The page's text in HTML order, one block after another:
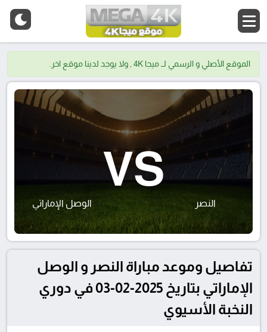
الموقع الأصلي و الرسمي لــ ميجا 4K , ولا يوجد لدينا موقع اخر.
النصر
VS
الوصل الإماراتي
تفاصيل وموعد مباراة النصر و الوصل
الإماراتي بتاريخ 2025-02-03 في دوري
النخبة الأسيوي